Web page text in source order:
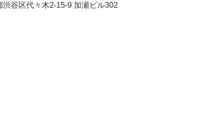
区代々木2-15-9 加瀬ビル302